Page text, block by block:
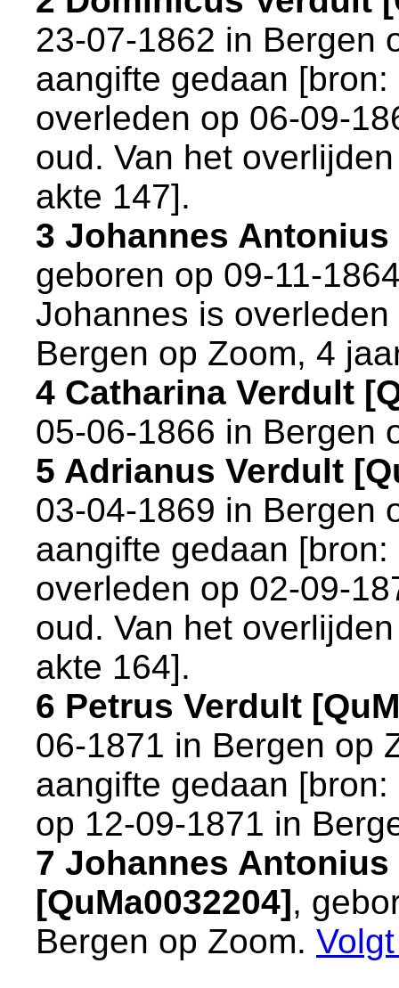
23-07-1862 in Bergen
aangifte gedaan [bron:
overleden op 06-09-
oud. Van het
akte 147].
3 Johannes Antonius
geboren op 09-11-
Johannes is
Bergen op Zoom, 4
4 Catharina Verdult
05-06-1866 in Bergen
5 Adrianus Verdult
03-04-1869 in Bergen
aangifte gedaan [bron:
overleden op 02-09-
oud. Van het
akte 164].
6 Petrus Verdult
06-1871 in Bergen op
aangifte gedaan [bron:
op 12-09-1871 in
7 Johannes
[QuMa0032204],
Bergen op Zoom.